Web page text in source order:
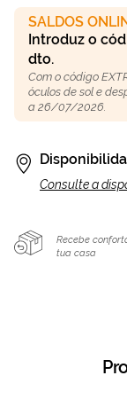
SALDOS
Introduz o
dto.
Com o código
óculos de sol e
a 26/07/2026.
Consulte a
Recebe
tua casa